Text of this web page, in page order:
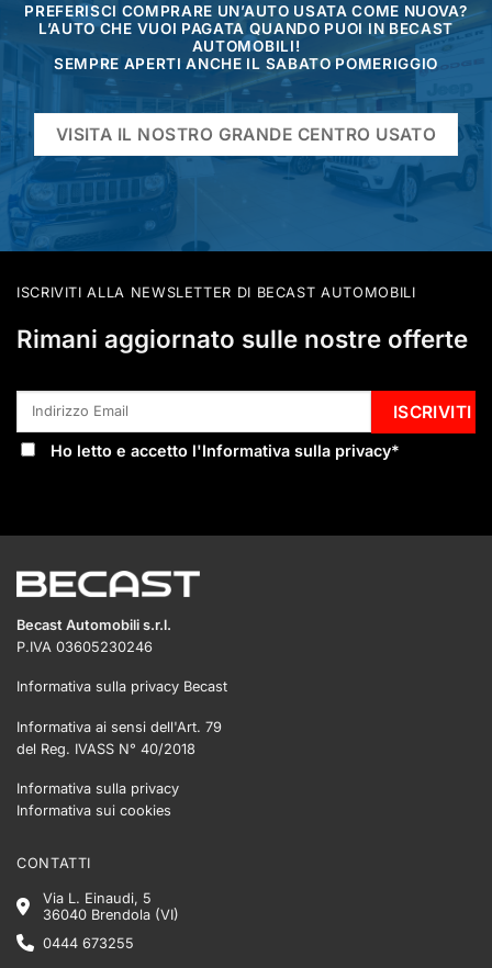
PREFERISCI COMPRARE UN’AUTO USATA COME NUOVA?
L’AUTO CHE VUOI PAGATA QUANDO PUOI IN BECAST
AUTOMOBILI!
SEMPRE APERTI ANCHE IL SABATO POMERIGGIO
VISITA IL NOSTRO GRANDE CENTRO USATO
ISCRIVITI ALLA NEWSLETTER DI BECAST AUTOMOBILI
Rimani aggiornato sulle nostre offerte
Ho letto e accetto l'Informativa sulla privacy*
Becast Automobili s.r.l.
P.IVA 03605230246
Informativa sulla privacy Becast
Informativa ai sensi dell'Art. 79
del Reg. IVASS N° 40/2018
Informativa sulla privacy
Informativa sui cookies
CONTATTI
Via L. Einaudi, 5
36040 Brendola (VI)
0444 673255